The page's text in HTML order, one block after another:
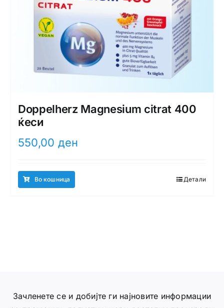
Doppelherz Magnesium citrat 400
ќеси
550,00 ден
Во кошница Детали
Зачленете се и добијте ги најновите информации